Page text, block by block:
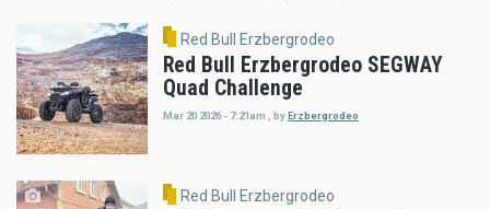
Red Bull Erzbergrodeo
Red Bull Erzbergrodeo SEGWAY
Quad Challenge
Mar 20 2026 - 7:21am byErzbergrodeo
Red Bull Erzbergrodeo